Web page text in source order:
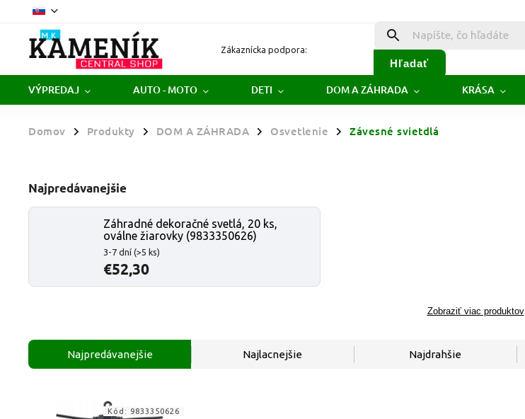
Zákaznícka podpora:
Hľadať
VÝPREDAJ AUTO - MOTO DETI DOM A ZÁHRADA KRÁSA
Domov / Produkty / DOM A ZÁHRADA / Osvetlenie / Závesné svietdlá
Najpredávanejšie
Záhradné dekoračné svetlá, 20 ks,
oválne žiarovky (9833350626)
3-7 dní (>5 ks)
€52,30
Zobraziť viac produktov
Najpredávanejšie Najlacnejšie Najdrahšie
Kód: 9833350626